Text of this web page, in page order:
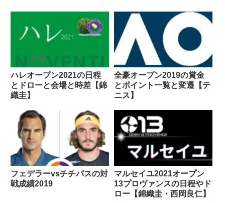
ハレオープン2021の日程
とドローと会場と時差【錦
織圭】
全豪オープン2019の賞金
とポイント一覧と変遷【テ
ニス】
フェデラーvsチチパスの対
戦成績2019
マルセイユ2021オープン
13プロヴァンスの日程やド
ロー【錦織圭・西岡良仁】